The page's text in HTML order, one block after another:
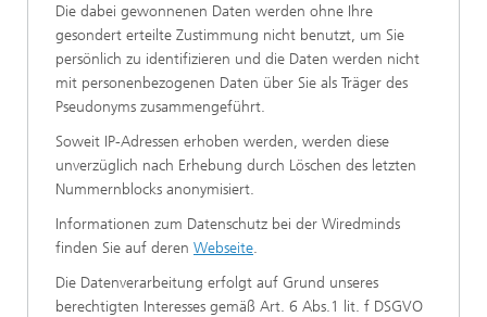
Die dabei gewonnenen Daten werden ohne Ihre
gesondert erteilte Zustimmung nicht benutzt, um Sie
persönlich zu identifizieren und die Daten werden nicht
mit personenbezogenen Daten über Sie als Träger des
Pseudonyms zusammengeführt.
Soweit IP-Adressen erhoben werden, werden diese
unverzüglich nach Erhebung durch Löschen des letzten
Nummernblocks anonymisiert.
Informationen zum Datenschutz bei der Wiredminds
finden Sie auf deren Webseite.
Die Datenverarbeitung erfolgt auf Grund unseres
berechtigten Interesses gemäß Art. 6 Abs.1 lit. f DSGVO